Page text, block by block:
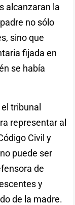
alcanzaran la
no sólo
sino que
fijada en
se había
tribunal
representar al
Civil y
puede ser
de
y
de la madre.